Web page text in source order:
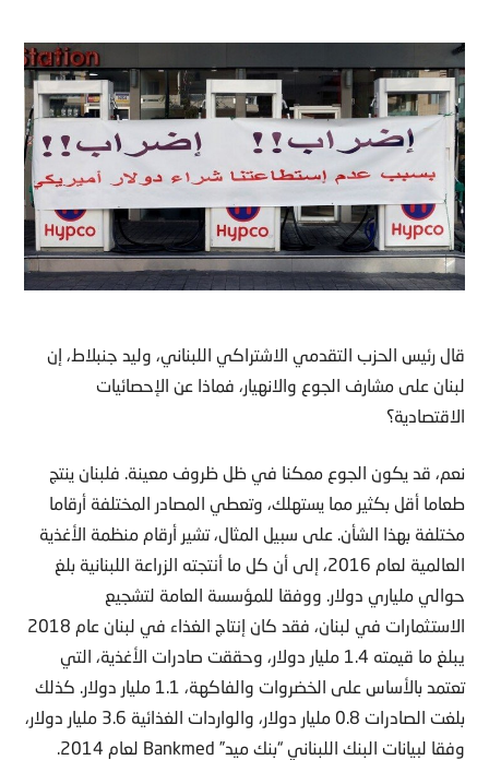
قال رئيس الحزب التقدمي الاشتراكي اللبناني، وليد جنبلاط، إن
لبنان على مشارف الجوع والانهيار، فماذا عن الإحصائيات
الاقتصادية؟
نعم، قد يكون الجوع ممكنا في ظل ظروف معينة. فلبنان ينتج
طعاما أقل بكثير مما يستهلك، وتعطي المصادر المختلفة أرقاما
مختلفة بهذا الشأن. على سبيل المثال، تشير أرقام منظمة الأغذية
العالمية لعام 2016، إلى أن كل ما أنتجته الزراعة اللبنانية بلغ
حوالي ملياري دولار. ووفقا للمؤسسة العامة لتشجيع
الاستثمارات في لبنان، فقد كان إنتاج الغذاء في لبنان عام 2018
يبلغ ما قيمته 1.4 مليار دولار، وحققت صادرات الأغذية، التي
تعتمد بالأساس على الخضروات والفاكهة، 1.1 مليار دولار. كذلك
بلغت الصادرات 0.8 مليار دولار، والواردات الغذائية 3.6 مليار دولار،
وفقا لبيانات البنك اللبناني “بنك ميد” Bankmed لعام 2014.